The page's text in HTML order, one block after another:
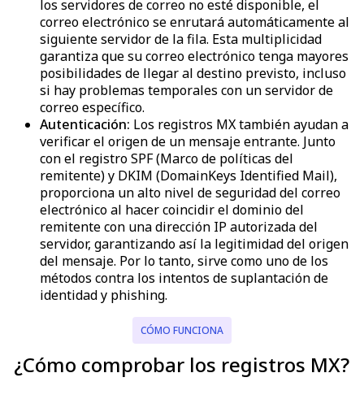
los servidores de correo no esté disponible, el
correo electrónico se enrutará automáticamente al
siguiente servidor de la fila. Esta multiplicidad
garantiza que su correo electrónico tenga mayores
posibilidades de llegar al destino previsto, incluso
si hay problemas temporales con un servidor de
correo específico.
Autenticación: Los registros MX también ayudan a
verificar el origen de un mensaje entrante. Junto
con el registro SPF (Marco de políticas del
remitente) y DKIM (DomainKeys Identified Mail),
proporciona un alto nivel de seguridad del correo
electrónico al hacer coincidir el dominio del
remitente con una dirección IP autorizada del
servidor, garantizando así la legitimidad del origen
del mensaje. Por lo tanto, sirve como uno de los
métodos contra los intentos de suplantación de
identidad y phishing.
CÓMO FUNCIONA
¿Cómo comprobar los registros MX?